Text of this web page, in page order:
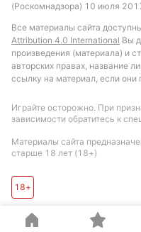
(Роскомнадзора) 10 июля
Все материалы сайта
Attribution 4.0 International Вы
произведения (материала) и
авторских правах, название
ссылку на материал, если
Играйте осторожно. При
зависимости обратитесь к
Материалы сайта
старше 18 лет (18+)
18+